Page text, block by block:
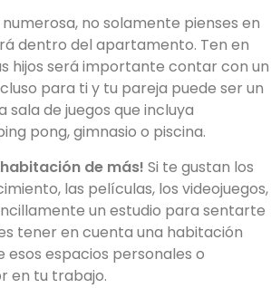
no solamente pienses en
dentro del apartamento. Ten en
hijos será importante contar con un
para ti y tu pareja puede ser un
sala de juegos que incluya
pong, gimnasio o piscina.
de más! Si te gustan los
las películas, los videojuegos,
un estudio para sentarte
tener en cuenta una habitación
espacios personales o
en tu trabajo.